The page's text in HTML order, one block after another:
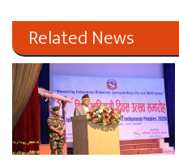
Related News